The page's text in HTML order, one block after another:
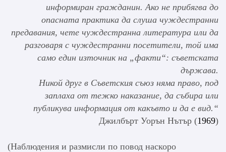
информиран гражданин. Ако не прибягва до
опасната практика да слуша чуждестранни
предавания, чете чуждестранна литература или да
разговаря с чуждестранни посетители, той има
само един източник на „факти“: съветската
държава.
Никой друг в Съветския съюз няма право, под
заплаха от тежко наказание, да събира или
публикува информация от какъвто и да е вид.“
Джилбърт Уорън Нътър (1969)
(Наблюдения и размисли по повод наскоро